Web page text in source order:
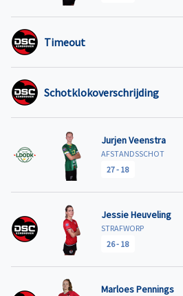
Timeout
Schotklokoverschrijding
Jurjen Veenstra
AFSTANDSSCHOT
27- 18
Jessie Heuveling
STRAFWORP
26- 18
Marloes Pennings